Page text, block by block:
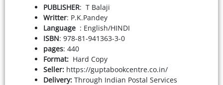
PUBLISHER: T Balaji
Writter: P.K.Pandey
: English/HINDI
ISBN: 978-81-941363-3-0
pages: 440
Format: Hard Copy
Seller: https://guptabookcentre.co.in/
Delivery: Through Indian Postal Services